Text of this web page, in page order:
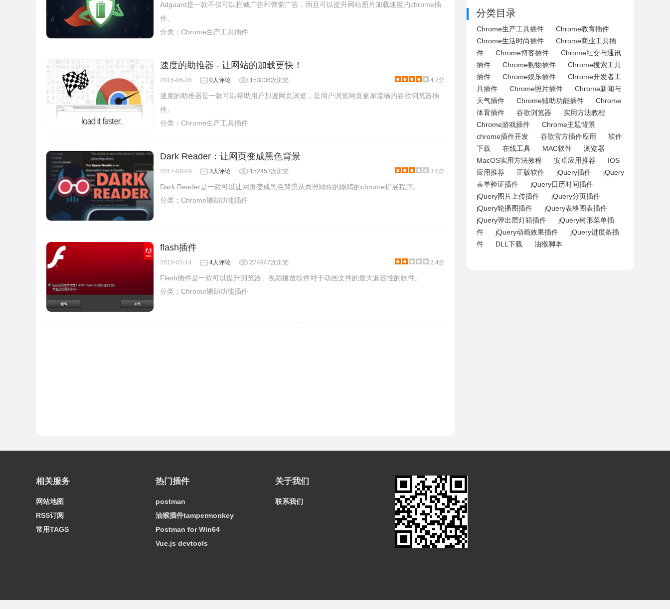
Adguard是一款不仅可以拦截广告和弹窗广告，而且可以提升网站图片加载速度的chrome插
件。
分类： Chrome生产工具插件
速度的助推器 - 让网站的加载更快！
2016-06-26 0人评论 153036次浏览 4.2分
速度的助推器是一款可以帮助用户加速网页浏览，是用户浏览网页更加流畅的谷歌浏览器插
件。
分类： Chrome生产工具插件
Dark Reader：让网页变成黑色背景
2017-08-29 3人评论 152453次浏览 3.0分
Dark Reader是一款可以让网页变成黑色背景从而照顾你的眼睛的chrome扩展程序。
分类： Chrome辅助功能插件
flash插件
2018-03-14 4人评论 274947次浏览 2.4分
Flash插件是一款可以提升浏览器、视频播放软件对于动画文件的最大兼容性的软件。
分类： Chrome辅助功能插件
分类目录
Chrome生产工具插件
Chrome教育插件
Chrome生活时尚插件
Chrome商业工具插
件
Chrome博客插件
Chrome社交与通讯
插件
Chrome购物插件
Chrome搜索工具
插件
Chrome娱乐插件
Chrome开发者工
具插件
Chrome照片插件
Chrome新闻与
天气插件
Chrome辅助功能插件
Chrome
体育插件
谷歌浏览器
实用方法教程
Chrome游戏插件
Chrome主题背景
chrome插件开发
谷歌官方插件应用
软件
下载
在线工具 MAC软件
浏览器
MacOS实用方法教程
安卓应用推荐
IOS
应用推荐
正版软件 jQuery插件
jQuery
表单验证插件
jQuery日历时间插件
jQuery图片上传插件
jQuery分页插件
jQuery轮播图插件
jQuery表格图表插件
jQuery弹出层灯箱插件
jQuery树形菜单插
件
jQuery动画效果插件
jQuery进度条插
件
DLL下载 油猴脚本
相关服务
网站地图
RSS订阅
常用TAGS
热门插件
postman
油猴插件tampermonkey
Postman for Win64
Vue.js devtools
关于我们
联系我们